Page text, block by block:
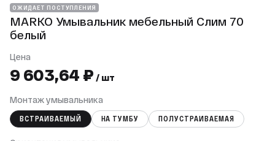
ОЖИДАЕТ ПОСТУПЛЕНИЯ
MARKO Умывальник мебельный Слим 70
белый
Цена
9 603,64 ₽ / шт
Монтаж умывальника
ВСТРАИВАЕМЫЙ НА ТУМБУ ПОЛУСТРАИВАЕМАЯ